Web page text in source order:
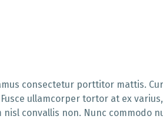
consectetur porttitor mattis.
ullamcorper tortor at ex
convallis non. Nunc commodo